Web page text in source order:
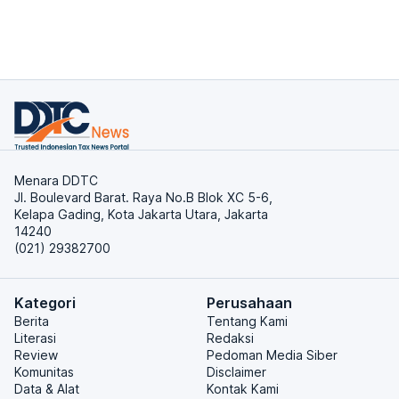
Menara DDTC
Jl. Boulevard Barat. Raya No.B Blok XC 5-6,
Kelapa Gading, Kota Jakarta Utara, Jakarta
14240
(021) 29382700
Kategori
Berita
Literasi
Review
Komunitas
Data & Alat
Perusahaan
Tentang Kami
Redaksi
Pedoman Media Siber
Disclaimer
Kontak Kami